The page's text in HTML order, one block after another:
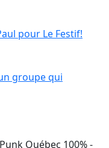
pour Le Festif!
groupe qui
Québec 100% -